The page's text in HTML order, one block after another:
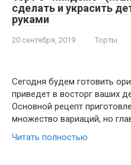
сделать и украсить
руками
20 сентября, 2019 Торты
Сегодня будем готовить
приведет в восторг ваших
Основной рецепт
множество вариаций, но
Читать полностью